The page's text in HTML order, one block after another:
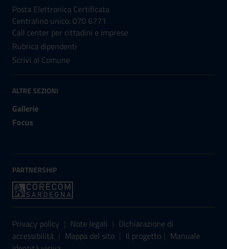
Posta Elettronica Certificata
Centralino unico: 070 6771
Call center per cittadini e imprese
Rubrica dipendenti
Scrivi al Comune
ALTRE SEZIONI
Gallerie
Focus
PARTNERSHIP
Sezione Link Utili
Privacy policy | Note legali | Dichiarazione di
accessibilità | Mappa del sito | Il progetto | Manuale